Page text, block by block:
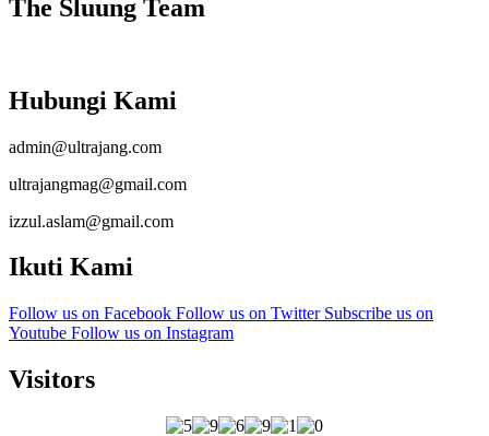
The Sluung Team
Hubungi Kami
admin@ultrajang.com
ultrajangmag@gmail.com
izzul.aslam@gmail.com
Ikuti Kami
Follow us on Facebook Follow us on Twitter Subscribe us on
Youtube Follow us on Instagram
Visitors